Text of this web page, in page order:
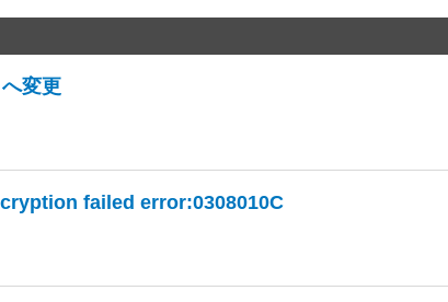
変更
failed error:0308010C